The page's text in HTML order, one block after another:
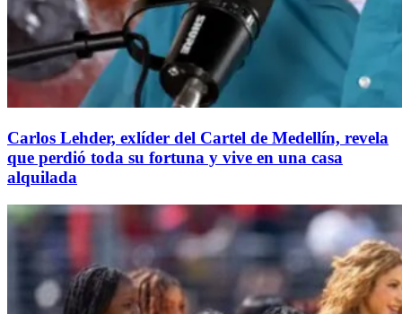
Carlos Lehder, exlíder del Cartel de Medellín, revela
que perdió toda su fortuna y vive en una casa
alquilada